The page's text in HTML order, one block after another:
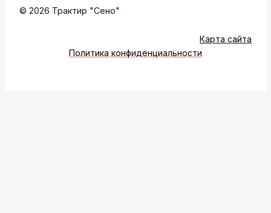
© 2026 Трактир "Сено"
Карта сайта
Политика конфиденциальности